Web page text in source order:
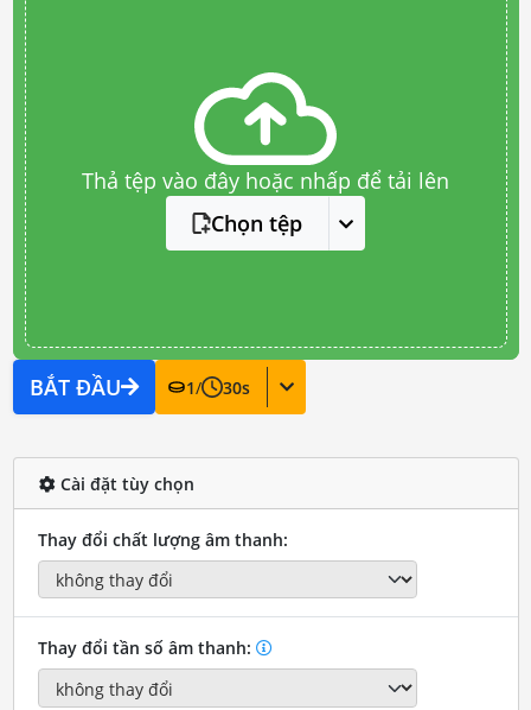
Thả tệp vào đây hoặc nhấp để tải lên
Chọn tệp
BẮT ĐẦU 1/ 30s
Cài đặt tùy chọn
Thay đổi chất lượng âm thanh:
Thay đổi tần số âm thanh: